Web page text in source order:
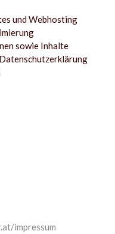
und Webhosting
sowie Inhalte
impressum